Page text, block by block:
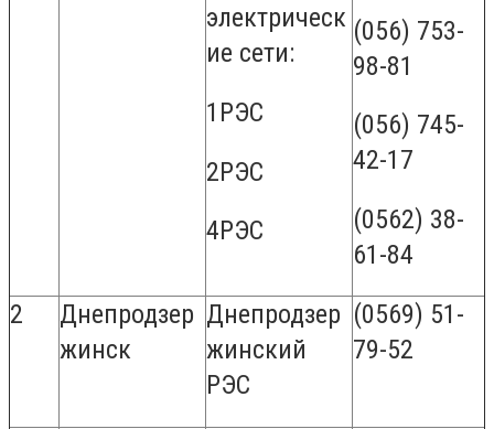
электрическ
ие сети:
1РЭС
2РЭС
4РЭС
(056) 753-
98-81
(056) 745-
42-17
(0562) 38-
61-84
2
Днепродзер
жинск
Днепродзер
жинский
РЭС
(0569) 51-
79-52